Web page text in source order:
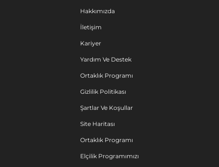
Hakkımızda
İletişim
Kariyer
Yardım Ve Destek
Ortaklık Programı
Gizlilik Politikası
Şartlar Ve Koşullar
Site Haritası
Ortaklık Programı
Elçilik Programımızı